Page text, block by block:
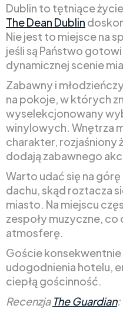
Dublin to tętniące
The Dean Dublin
Nie jest to miejsce na
jeśli są Państwo
dynamicznej scenie
Zabawny i
na pokoje, w których
wyselekcjonowany
winylowych. Wnętrza
charakter, rozjaśniony
dodają zabawnego
Warto udać się na
dachu, skąd roztacza
miasto. Na miejscu
zespoły muzyczne,
atmosferę.
Goście
udogodnienia hotelu,
ciepłą gościnność.
Recenzja The Guardian: